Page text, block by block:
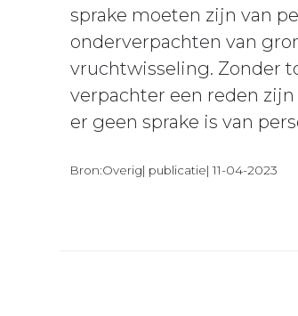
sprake moeten zijn van
onderverpachten van
vruchtwisseling. Zonder
verpachter een reden
er geen sprake is van
Bron:Overig| publicatie| 11-04-2023